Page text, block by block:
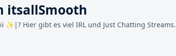
itsallSmooth
✨|? Hier gibt es viel IRL und Just Chatting Streams.